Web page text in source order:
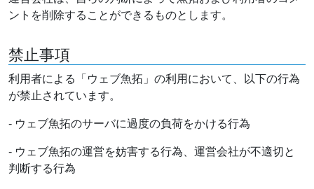
ントを削除することができるものとします。
禁止事項
利用者による「ウェブ魚拓」の利用において、以下の行為
が禁止されています。
- ウェブ魚拓のサーバに過度の負荷をかける行為
- ウェブ魚拓の運営を妨害する行為、運営会社が不適切と
判断する行為